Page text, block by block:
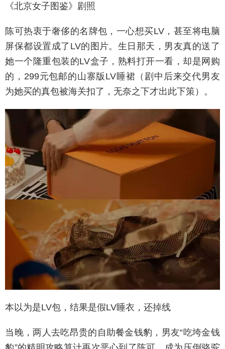
《北京女子图鉴》剧照
陈可热衷于奢侈的名牌包，一心想买LV，甚至将电脑
屏保都设置成了LV的图片。生日那天，男友真的送了
她一个隆重包装的LV盒子，熟料打开一看，却是网购
的，299元包邮的山寨版LV睡裙（剧中后来交代男友
为她买的真包被海关扣了，无奈之下才出此下策）。
本以为是LV包，结果是假LV睡衣，还掉线
当晚，两人去吃昂贵的自助餐金钱豹，男友“吃垮金钱